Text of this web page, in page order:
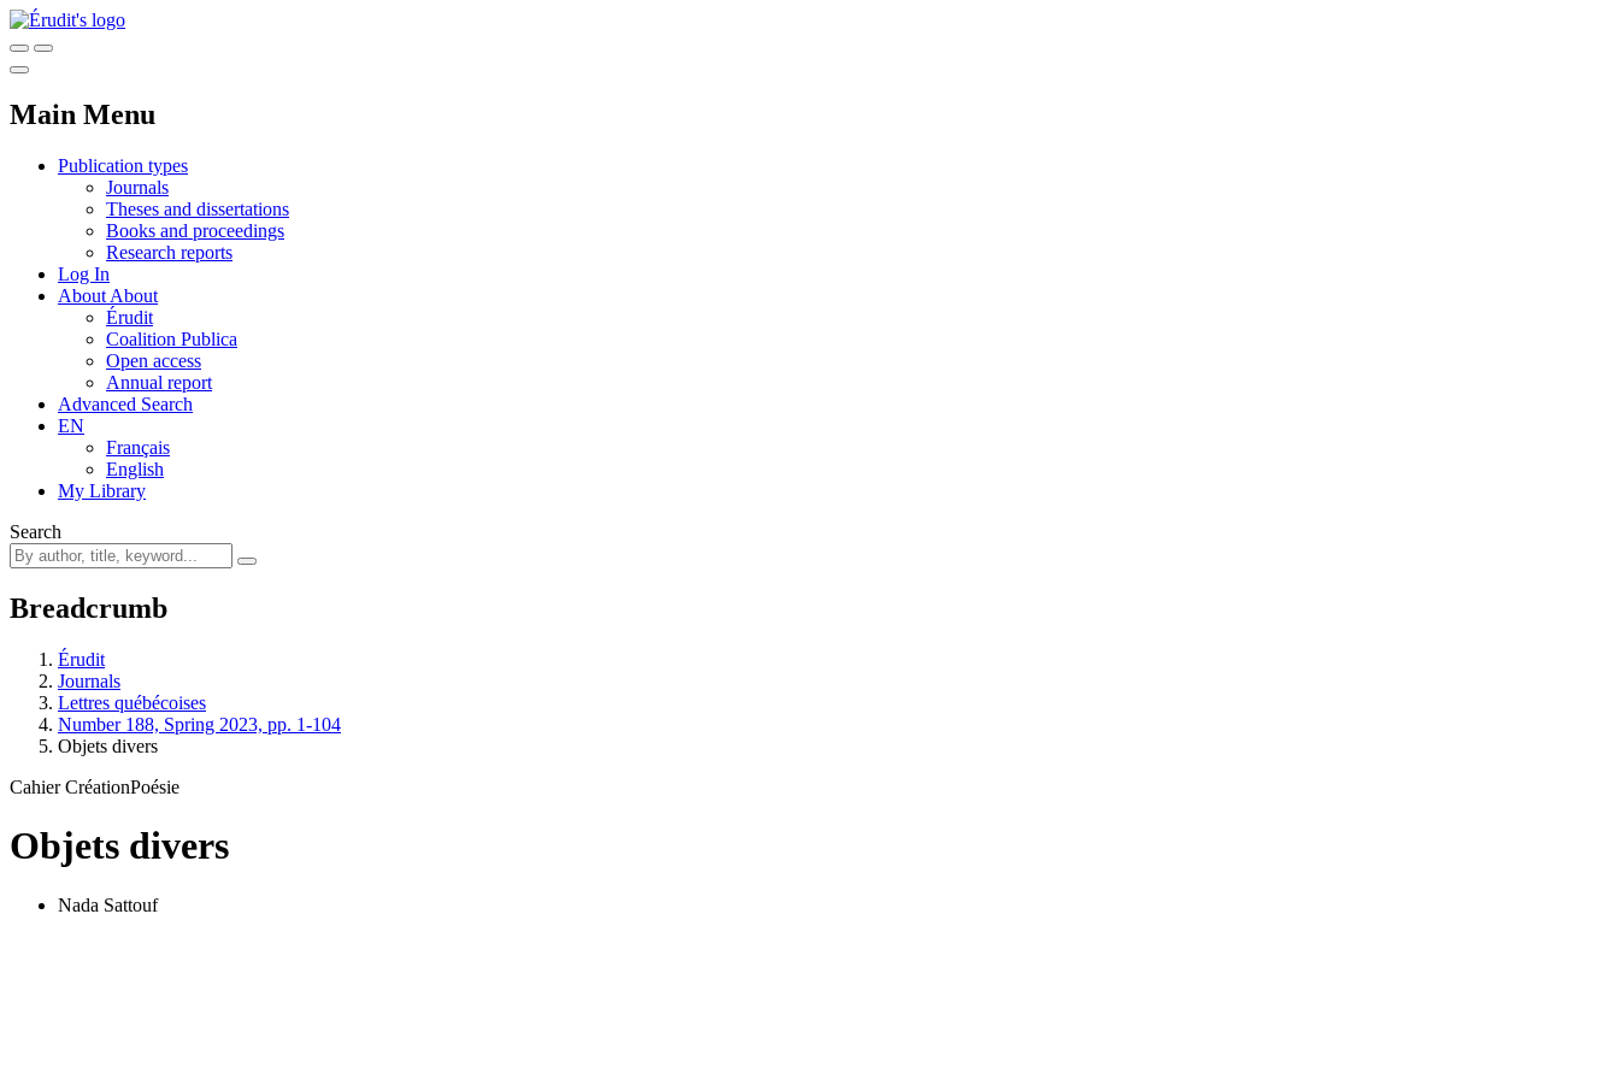
Main Menu
Publication types
Journals
Theses and dissertations
Books and proceedings
Research reports
Log In
About About
Érudit
Coalition Publica
Open access
Annual report
Advanced Search
EN
Français
English
My Library
Search
Breadcrumb
Érudit
Journals
Lettres québécoises
Number 188, Spring 2023, pp. 1-104
Objets divers
Cahier CréationPoésie
Objets divers
Nada Sattouf